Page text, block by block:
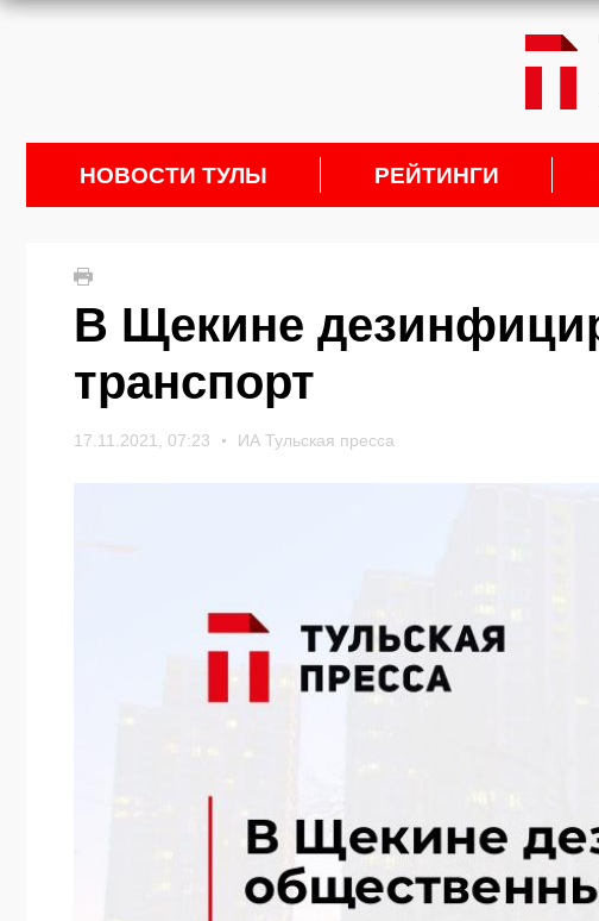
НОВОСТИ ТУЛЫ РЕЙТИНГИ
В Щекине
транспорт
17.11.2021, 07:23 ИА Тульская пресса